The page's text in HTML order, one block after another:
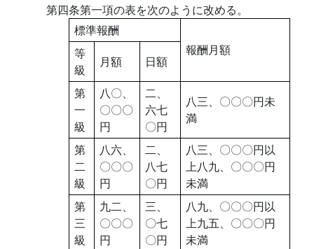
第四条第一項の表を次のように改める。
標準報酬
報酬月額
等
級
月額
日額
第
一
級
八〇、
〇〇〇
円
二、
六七
〇円
八三、〇〇〇円未
満
第
二
級
八六、
〇〇〇
円
二、
八七
〇円
八三、〇〇〇円以
上八九、〇〇〇円
未満
第
三
級
九二、
〇〇〇
円
三、
〇七
〇円
八九、〇〇〇円以
上九五、〇〇〇円
未満